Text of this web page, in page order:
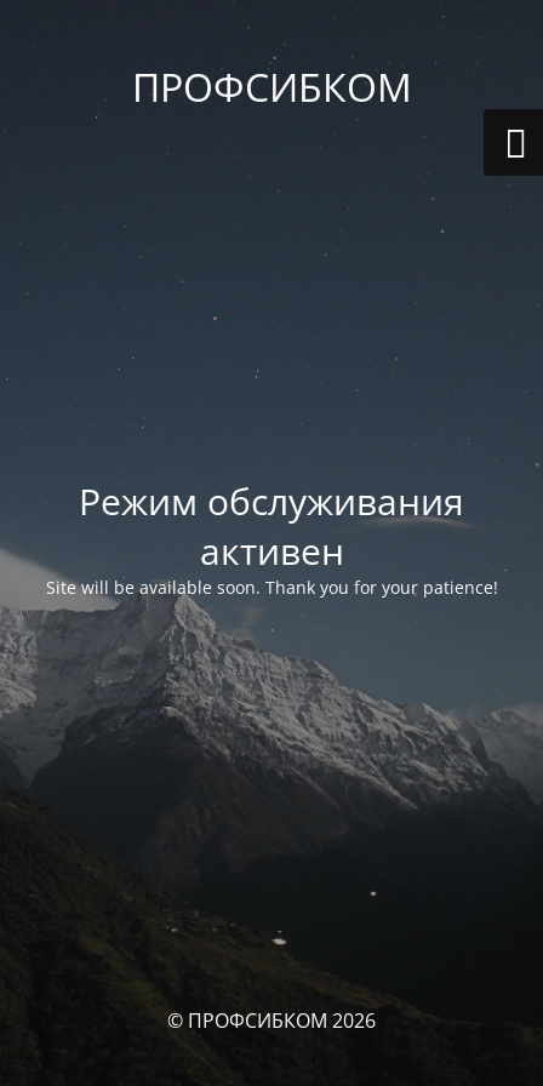
ПРОФСИБКОМ
Режим обслуживания
активен
Site will be available soon. Thank you for your patience!
© ПРОФСИБКОМ 2026